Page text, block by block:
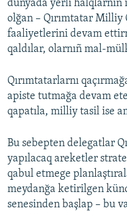
dünyada yerli halqlarnıñ
olğan – Qırımtatar Milliy
faaliyetlerini devam
qaldılar, olarnıñ mal-
Qırımtatarlarnı
apiste tutmağa devam
qapatıla, milliy tasil ise
Bu sebepten delegatlar
yapılacaq areketler
qabul etmege
meydanğa ketirilgen
senesinden başlap – bu